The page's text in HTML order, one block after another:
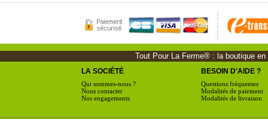
Tout Pour La Ferme® : la boutique
LA SOCIÉTÉ
Qui sommes-nous ?
Nous contacter
Nos engagements
BESOIN D'AIDE ?
Questions fréquentes
Modalités de paiement
Modalités de livraison